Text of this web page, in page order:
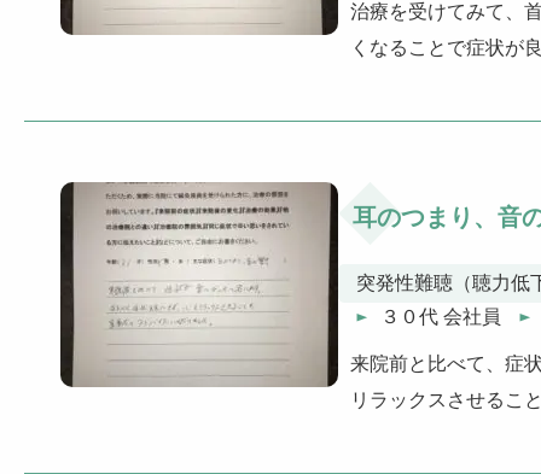
治療を受けてみて、
くなることで症状が
耳のつまり、音
突発性難聴（聴力低
３０代 会社員
来院前と比べて、症
リラックスさせるこ